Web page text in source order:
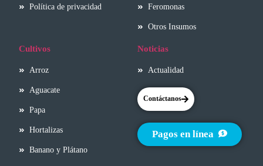
Política de privacidad Feromonas
Otros Insumos
Cultivos
Arroz
Aguacate
Papa
Hortalizas
Banano y Plátano
Noticias
Actualidad
Contáctanos
Pagos en línea